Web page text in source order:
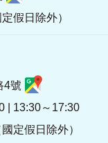
假日除外）
4號
| 13:30～17:30
定假日除外）